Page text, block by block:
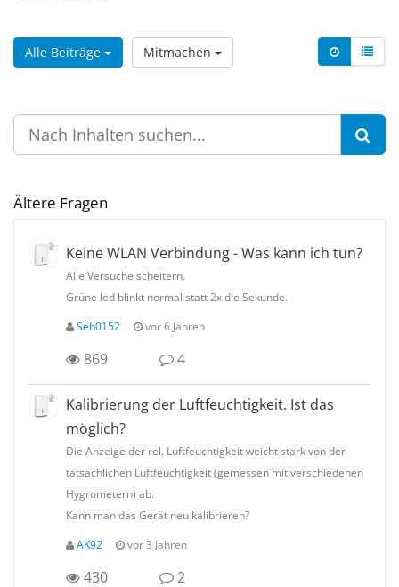
Alle Beiträge Mitmachen
Ältere Fragen
Keine WLAN Verbindung - Was kann ich tun?
Alle Versuche scheitern.
Grüne led blinkt normal statt 2x die Sekunde.
Seb0152 vor 6 Jahren
869 4
Kalibrierung der Luftfeuchtigkeit. Ist das
möglich?
Die Anzeige der rel. Luftfeuchtigkeit weicht stark von der
tatsächlichen Luftfeuchtigkeit (gemessen mit verschiedenen
Hygrometern) ab.
Kann man das Gerät neu kalibrieren?
AK92 vor 3 Jahren
430 2